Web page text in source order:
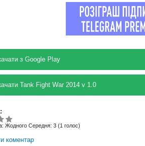
з Google Play
Tank Fight War 2014 v 1.0
Жодного Середня: 3 (1 голос)
коментар